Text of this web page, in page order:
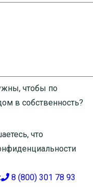
чтобы по
в собственность?
что
8 (800) 301 78 93